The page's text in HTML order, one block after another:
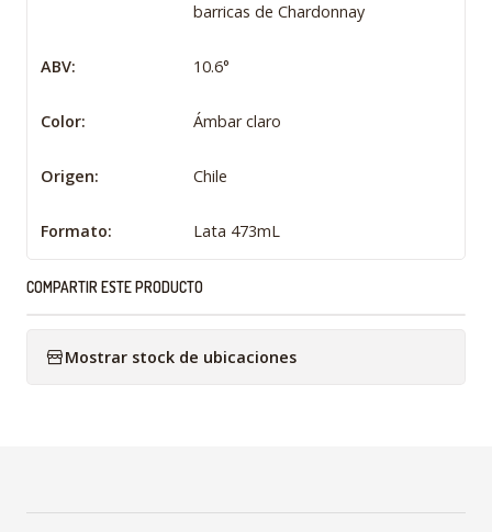
barricas de Chardonnay
ABV: 10.6°
Color: Ámbar claro
Origen: Chile
Formato: Lata 473mL
COMPARTIR ESTE PRODUCTO
Mostrar stock de ubicaciones